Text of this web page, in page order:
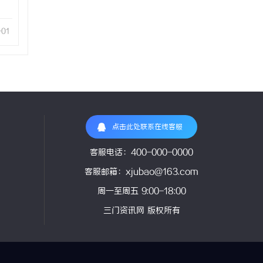
点击此处联系在线客服
客服电话：400-000-0000
客服邮箱：xjubao@163.com
周一至周五 9:00-18:00
三门资讯网 版权所有